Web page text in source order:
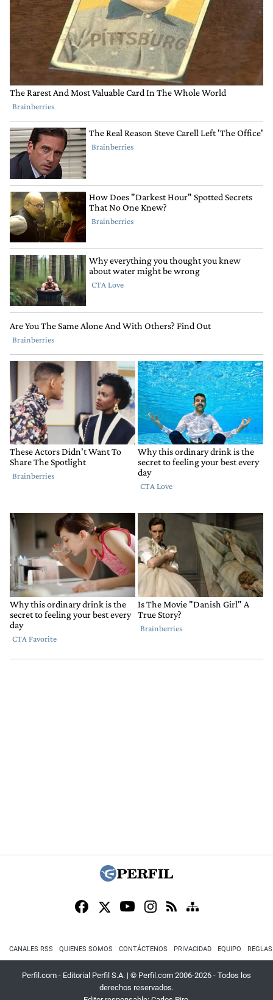
CANALES RSS QUIENES SOMOS CONTÁCTENOS PRIVACIDAD EQUIPO
Perfil.com - Editorial Perfil S.A. | © Perfil.com 2006-2026 - Todos los
derechos reservados.